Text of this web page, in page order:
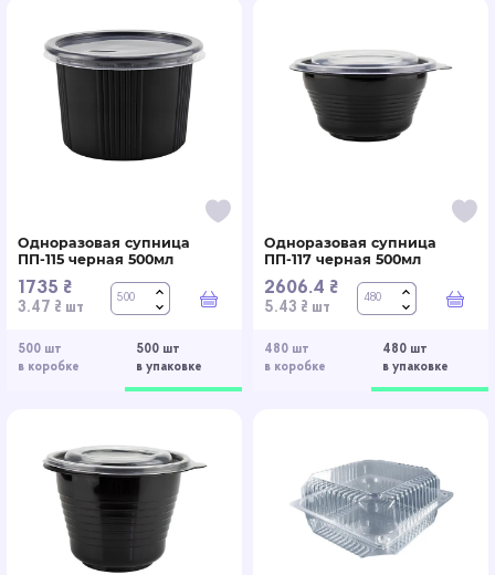
500 шт
в коробке
500 шт
в упаковке
Одноразовая супница
ПП-115 черная 500мл
1735 ₴
3.47 ₴ шт В корзину
480 шт
в коробке
480 шт
в упаковке
Одноразовая супница
ПП-117 черная 500мл
2606.4 ₴
5.43 ₴ шт В